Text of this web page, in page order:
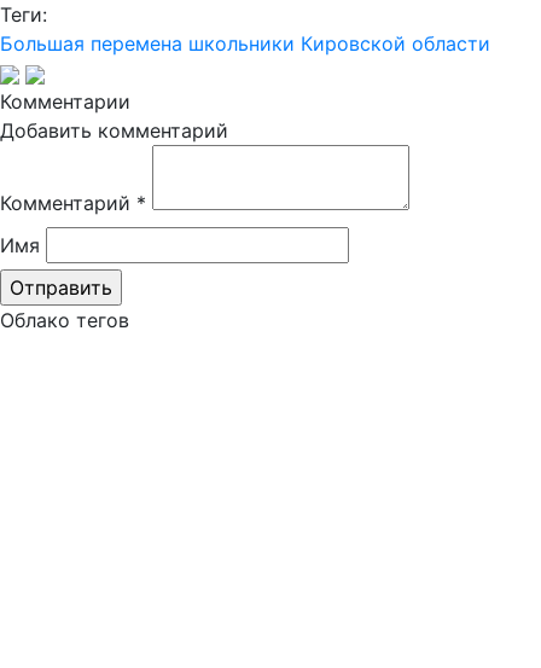
Теги:
Большая перемена школьники Кировской области
Комментарии
Добавить комментарий
Комментарий *
Имя
Облако тегов